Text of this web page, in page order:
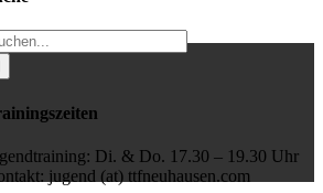
Di. & Do. 17.30 – 19.30 Uhr
jugend (at) ttfneuhausen.com